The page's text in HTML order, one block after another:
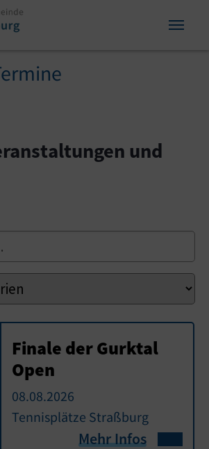
und
Finale der Gurktal
Open
08.08.2026
Tennisplätze Straßburg
Mehr Infos